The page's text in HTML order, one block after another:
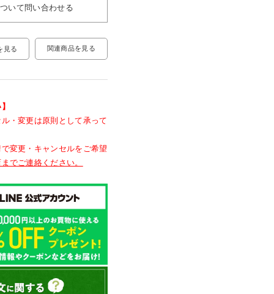
いて問い合わせる
見る 関連商品を見る
・変更は原則として承って
変更・キャンセルをご希望
でご連絡ください。